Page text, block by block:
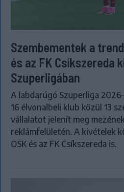
Szembementek a
és az FK Csíkszereda
Szuperligában
A labdarúgó Szuperliga
16 élvonalbeli klub közül 13
vállalatot jelenít meg
reklámfelületén. A kivételek
OSK és az FK Csíkszereda is.